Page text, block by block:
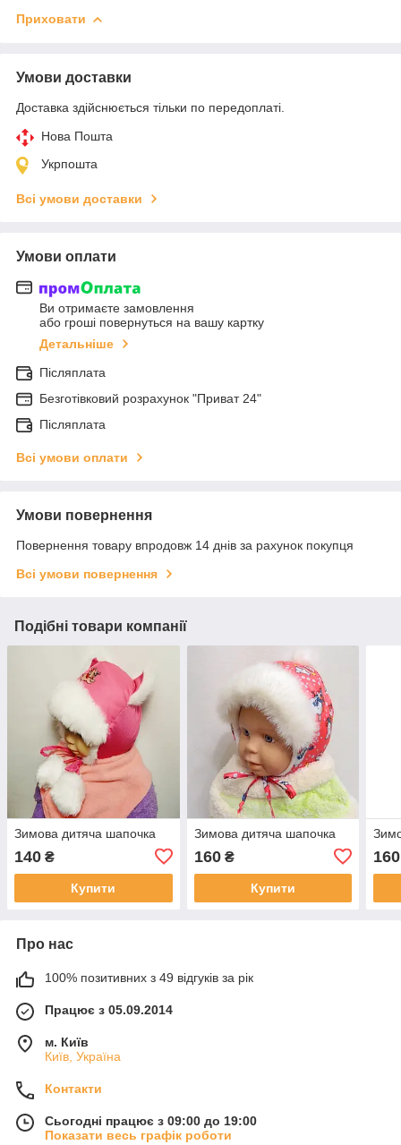
Приховати
Умови доставки
Доставка здійснюється тільки по передоплаті.
Нова Пошта
Укрпошта
Всі умови доставки
Умови оплати
Ви отримаєте замовлення
або гроші повернуться на вашу картку
Детальніше
Післяплата
Безготівковий розрахунок "Приват 24"
Післяплата
Всі умови оплати
Умови повернення
Повернення товару впродовж 14 днів за рахунок покупця
Всі умови повернення
Подібні товари компанії
Зимова дитяча шапочка
140 ₴
Купити
Зимова дитяча шапочка
160₴
Купити
160
Про нас
100% позитивних з 49 відгуків за рік
Працює з 05.09.2014
м. Київ
Київ, Україна
Контакти
Сьогодні працює з 09:00 до 19:00
Показати весь графік роботи